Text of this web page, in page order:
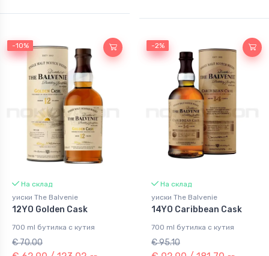
-10%
-10%
На склад
уиски The Balvenie
12YO Golden Cask
700 ml бутилка с кутия
€ 70.00
-2%
-2%
На склад
уиски The Balvenie
14YO Caribbean Cask
700 ml бутилка с кутия
€ 95.10